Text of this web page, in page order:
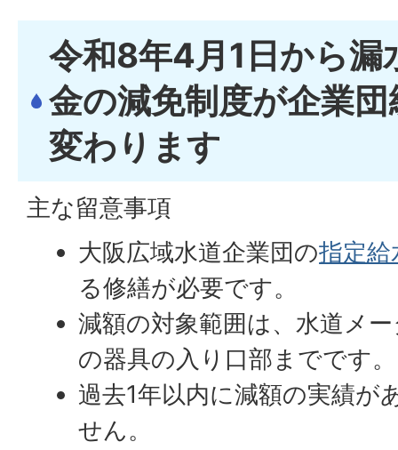
令和8年4月1日から漏
金の減免制度が企業
変わります
主な留意事項
大阪広域水道企業団の指定給
る修繕が必要です。
減額の対象範囲は、水道メ
の器具の入り口部までです。
過去1年以内に減額の実績が
せん。